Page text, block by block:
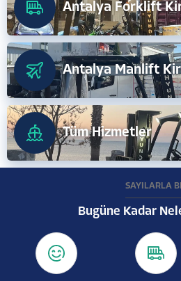
Antalya Forklift
Antalya Manlift
Tüm Hizmetler
SAYILARLA
Bugüne Kadar